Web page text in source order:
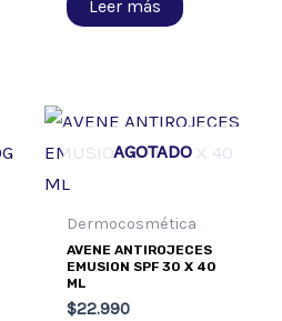
Leer más
AGOTADO
Dermocosmética
AVENE ANTIROJECES
EMUSION SPF 30 X 40
ML
$22.990